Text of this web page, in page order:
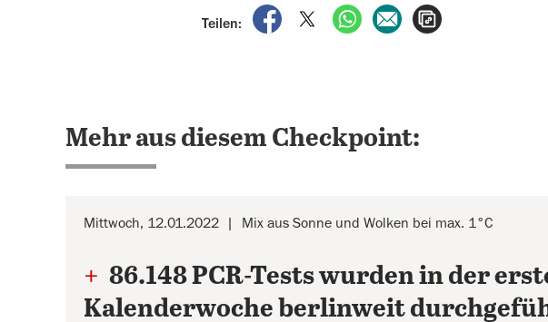
Teilen:
auf Facebook teilen
auf X teilenper WhatsApp teilen
per E-Mail teilen
Mehr aus diesem Checkpoint:
Mittwoch, 12.01.2022 Mix aus Sonne und Wolken bei max. 1°C
+ 86.148 PCR-Tests wurden in der
Kalenderwoche berlinweit